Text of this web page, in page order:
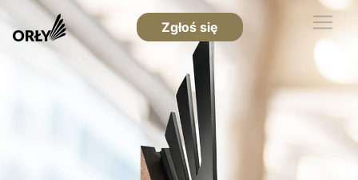
Zgłoś się